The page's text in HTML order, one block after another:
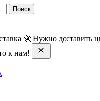
Поиск
🚀 Нужно доставить
к нам!